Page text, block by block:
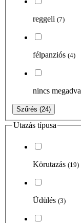
reggeli (7)
félpanziós (4)
nincs megadva
Szűrés (24)
Utazás típusa
Körutazás (19)
Üdülés (3)